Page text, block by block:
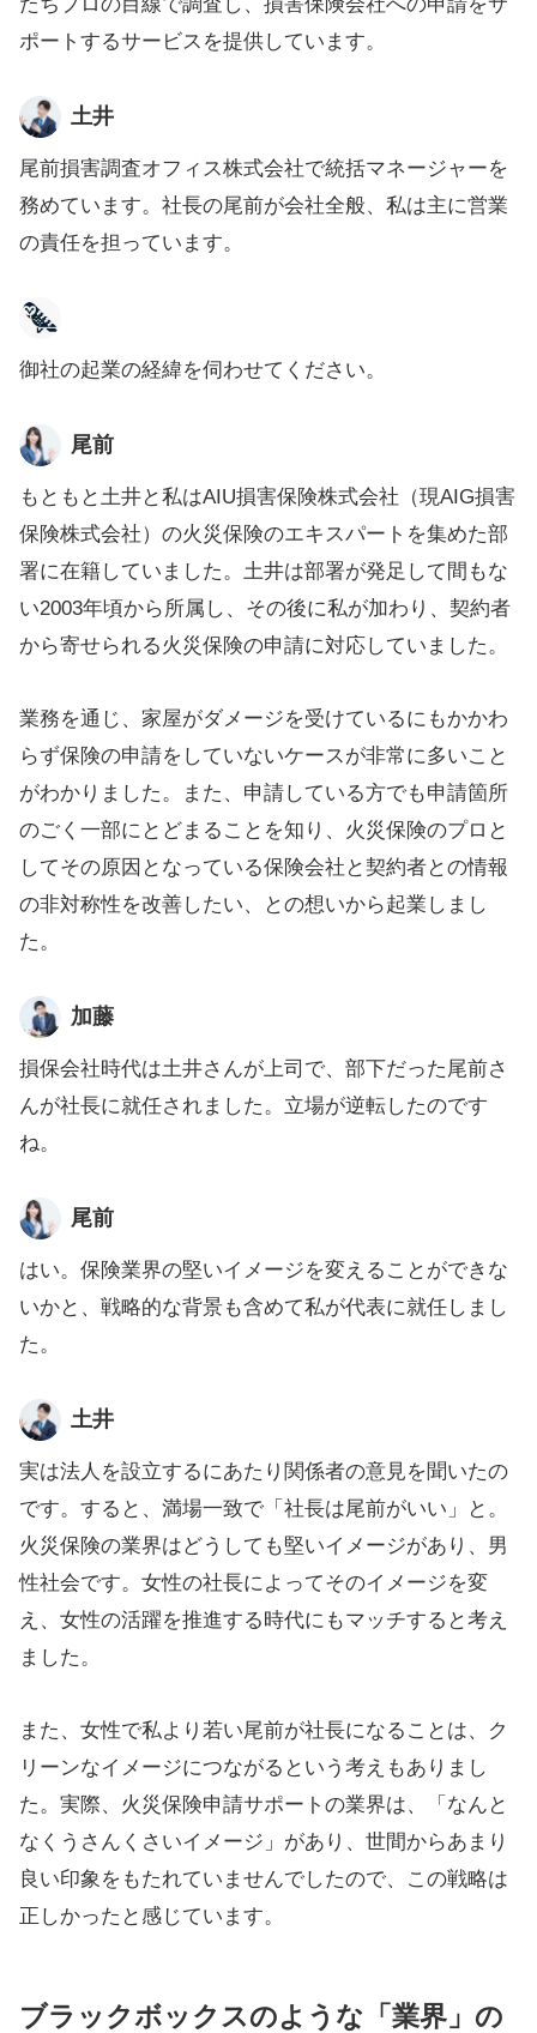
ポートするサービスを提供しています。
土井
尾前損害調査オフィス株式会社で統括マネージャーを
務めています。社長の尾前が会社全般、私は主に営業
の責任を担っています。
御社の起業の経緯を伺わせてください。
尾前
もともと土井と私はAIU損害保険株式会社（現AIG損害
保険株式会社）の火災保険のエキスパートを集めた部
署に在籍していました。土井は部署が発足して間もな
い2003年頃から所属し、その後に私が加わり、契約者
から寄せられる火災保険の申請に対応していました。
業務を通じ、家屋がダメージを受けているにもかかわ
らず保険の申請をしていないケースが非常に多いこと
がわかりました。また、申請している方でも申請箇所
のごく一部にとどまることを知り、火災保険のプロと
してその原因となっている保険会社と契約者との情報
の非対称性を改善したい、との想いから起業しまし
た。
加藤
損保会社時代は土井さんが上司で、部下だった尾前さ
んが社長に就任されました。立場が逆転したのです
ね。
尾前
はい。保険業界の堅いイメージを変えることができな
いかと、戦略的な背景も含めて私が代表に就任しまし
た。
土井
実は法人を設立するにあたり関係者の意見を聞いたの
です。すると、満場一致で「社長は尾前がいい」と。
火災保険の業界はどうしても堅いイメージがあり、男
性社会です。女性の社長によってそのイメージを変
え、女性の活躍を推進する時代にもマッチすると考え
ました。
また、女性で私より若い尾前が社長になることは、ク
リーンなイメージにつながるという考えもありまし
た。実際、火災保険申請サポートの業界は、「なんと
なくうさんくさいイメージ」があり、世間からあまり
良い印象をもたれていませんでしたので、この戦略は
正しかったと感じています。
ブラックボックスのような「業界」の